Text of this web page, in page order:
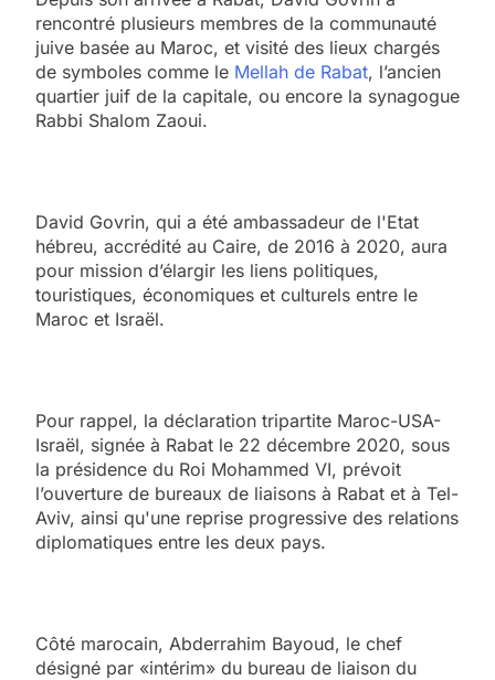
rencontré plusieurs membres de la communauté
juive basée au Maroc, et visité des lieux chargés
de symboles comme le Mellah de Rabat, l’ancien
quartier juif de la capitale, ou encore la synagogue
Rabbi Shalom Zaoui.
David Govrin, qui a été ambassadeur de l'Etat
hébreu, accrédité au Caire, de 2016 à 2020, aura
pour mission d’élargir les liens politiques,
touristiques, économiques et culturels entre le
Maroc et Israël.
Pour rappel, la déclaration tripartite Maroc-USA-
Israël, signée à Rabat le 22 décembre 2020, sous
la présidence du Roi Mohammed VI, prévoit
l’ouverture de bureaux de liaisons à Rabat et à Tel-
Aviv, ainsi qu'une reprise progressive des relations
diplomatiques entre les deux pays.
Côté marocain, Abderrahim Bayoud, le chef
désigné par «intérim» du bureau de liaison du